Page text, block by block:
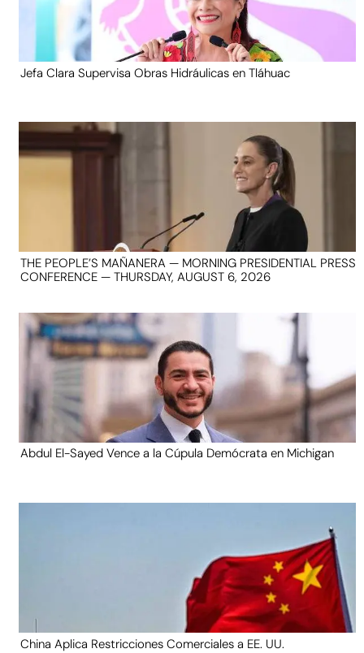
Jefa Clara Supervisa Obras Hidráulicas en Tláhuac
THE PEOPLE’S MAÑANERA — MORNING PRESIDENTIAL PRESS
CONFERENCE — THURSDAY, AUGUST 6, 2026
Abdul El-Sayed Vence a la Cúpula Demócrata en Michigan
China Aplica Restricciones Comerciales a EE. UU.